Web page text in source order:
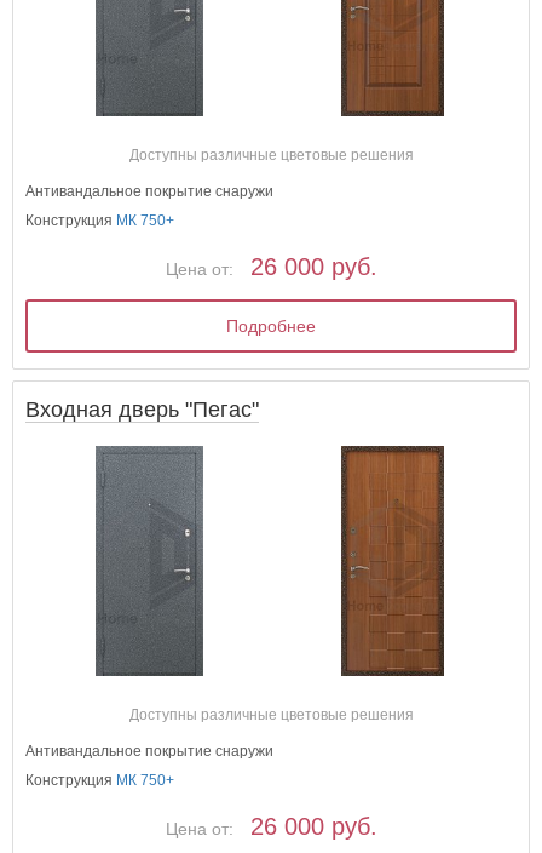
Доступны различные цветовые решения
Антивандальное покрытие снаружи
Конструкция МК 750+
Цена от: 26 000 руб.
Подробнее
Входная дверь "Пегас"
Доступны различные цветовые решения
Антивандальное покрытие снаружи
Конструкция МК 750+
Цена от: 26 000 руб.